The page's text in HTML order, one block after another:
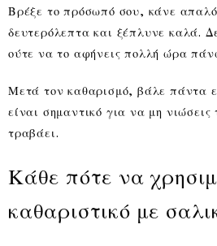
Βρέξε το πρόσωπό σου, κάνε
δευτερόλεπτα και ξέπλυνε καλά.
ούτε να το αφήνεις πολλή ώρα
Μετά τον καθαρισμό, βάλε πάντα
είναι σημαντικό για να μη
τραβάει.
Κάθε πότε να
καθαριστικό με